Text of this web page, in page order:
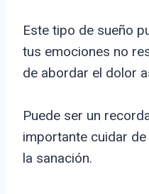
Este tipo de sueño
tus emociones no
de abordar el dolor
Puede ser un
importante cuidar
la sanación.